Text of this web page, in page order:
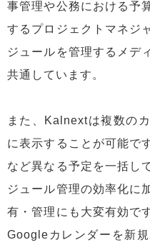
事管理や公務における予
するプロジェクトマネジ
ジュールを管理するメデ
共通しています。
また、Kalnextは複数の
に表示することが可能で
など異なる予定を一括し
ジュール管理の効率化に
有・管理にも大変有効で
Googleカレンダーを新